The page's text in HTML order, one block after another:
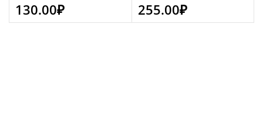
130.00₽ 255.00₽